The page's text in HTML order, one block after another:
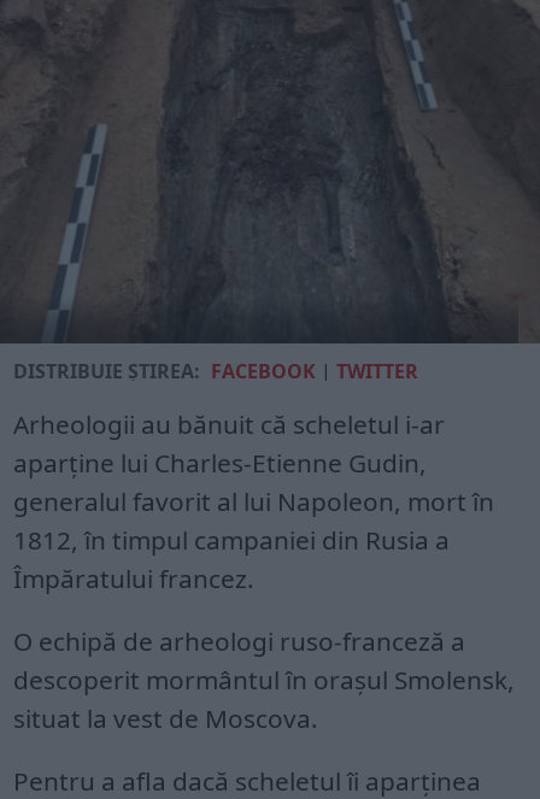
DISTRIBUIE ȘTIREA: FACEBOOK |TWITTER
Arheologii au bănuit că scheletul i-ar
aparține lui Charles-Etienne Gudin,
generalul favorit al lui Napoleon, mort în
1812, în timpul campaniei din Rusia a
Împăratului francez.
O echipă de arheologi ruso-franceză a
descoperit mormântul în orașul Smolensk,
situat la vest de Moscova.
Pentru a afla dacă scheletul îi aparținea